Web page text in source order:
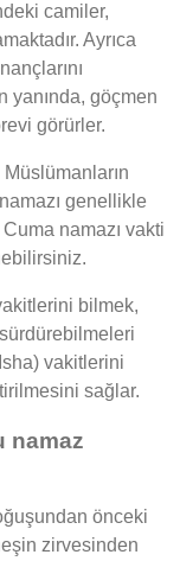
camiler,
Ayrıca
yanında, göçmen
görürler.
genellikle
namazı vakti
bilmek,
vakitlerini
sağlar.
namaz
önceki
zirvesinden